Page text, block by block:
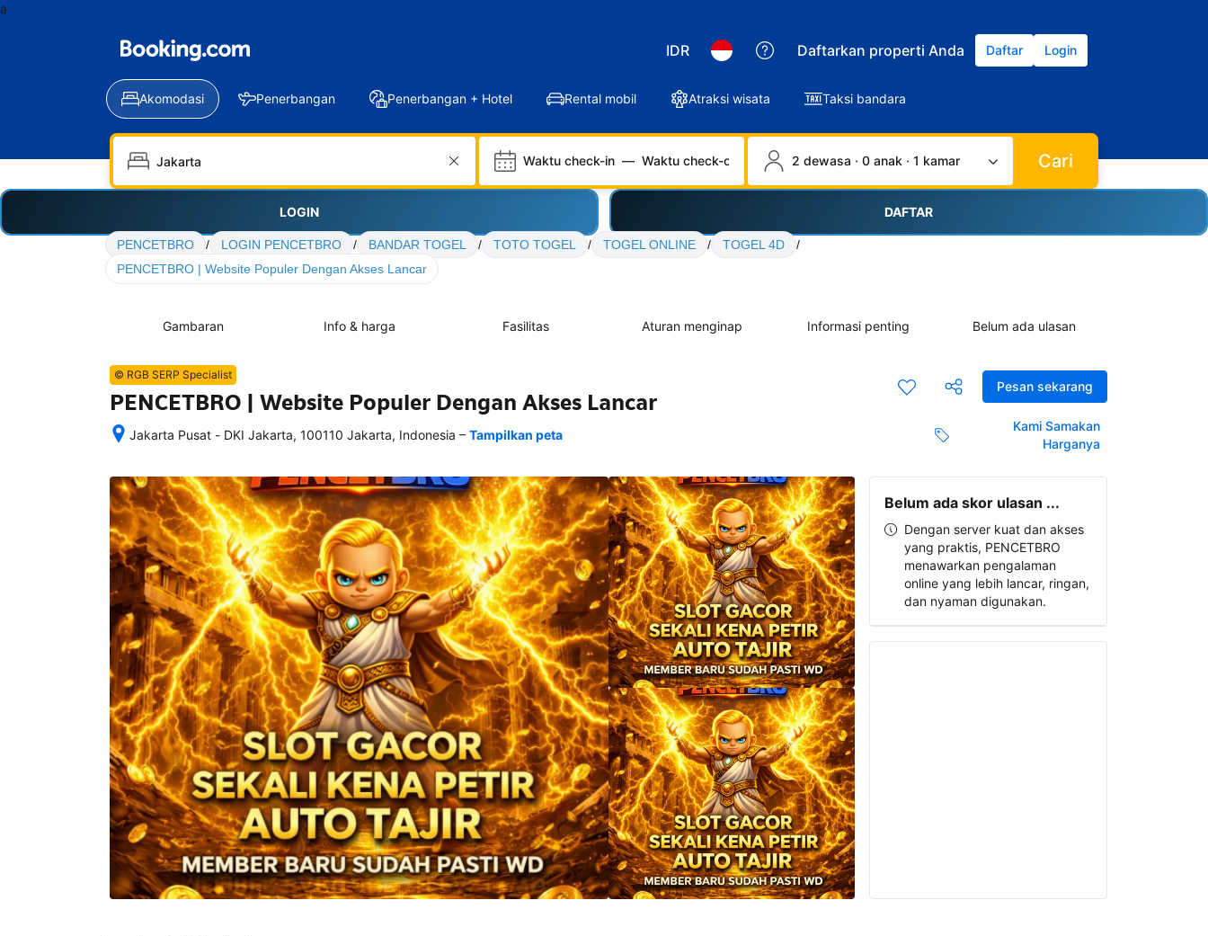
a
IDR Daftarkan properti Anda Daftar Login
Akomodasi Penerbangan Penerbangan + Hotel Rental mobil Atraksi wisata Taksi bandara
Waktu check-in — Waktu check-out 2 dewasa · 0 anak · 1 kamar Cari
LOGIN DAFTAR
PENCETBRO / LOGIN PENCETBRO / BANDAR TOGEL / TOTO TOGEL / TOGEL ONLINE / TOGEL 4D
/
PENCETBRO | Website Populer Dengan Akses Lancar
Gambaran Info & harga Fasilitas Aturan menginap Informasi penting Belum ada ulasan
Pesan sekarang
Kami Samakan
Harganya
© RGB SERP Specialist
PENCETBRO | Website Populer Dengan Akses Lancar
Jakarta Pusat - DKI Jakarta, 100110 Jakarta, Indonesia
semua
rincian
akomodasi
termasuk
nomor
telepon
dan
alamat
akan
disertakan
dalam
konfirmasi
pemesanan
dan
akun
Anda.
– Tampilkan peta
Belum ada skor ulasan ...
Dengan server kuat dan akses
yang praktis, PENCETBRO
menawarkan pengalaman
online yang lebih lancar, ringan,
dan nyaman digunakan.